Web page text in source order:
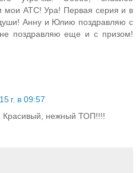
мои АТС! Ура! Первая серия и в
Анну и Юлию поздравляю с
поздравляю еще и с призом!
г. в 09:57
Красивый, нежный ТОП!!!!